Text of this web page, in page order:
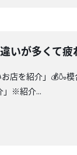
いが多くて疲
店を紹介」
」※紹介...